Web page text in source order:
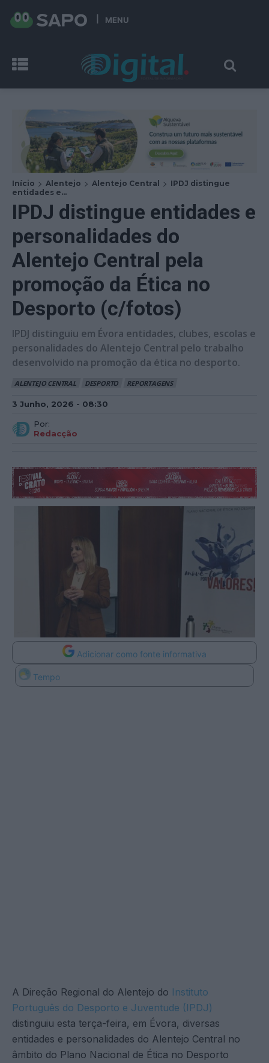
MENU
Início Alentejo Alentejo Central
IPDJ distingue
entidades e...
IPDJ distingue entidades e
personalidades do
Alentejo Central pela
promoção da Ética no
Desporto (c/fotos)
IPDJ distinguiu em Évora entidades, clubes, escolas e
personalidades do Alentejo Central pelo trabalho
desenvolvido na promoção da ética no desporto.
ALENTEJO CENTRAL DESPORTO REPORTAGENS
3 Junho, 2026 - 08:30
Por:
Redacção
Adicionar como fonte informativa
Tempo
A Direção Regional do Alentejo do Instituto
Português do Desporto e Juventude (IPDJ)
distinguiu esta terça-feira, em Évora, diversas
entidades e personalidades do Alentejo Central no
âmbito do Plano Nacional de Ética no Desporto